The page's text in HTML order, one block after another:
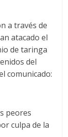
a través de
atacado el
de taringa
del
comunicado:
peores
culpa de la